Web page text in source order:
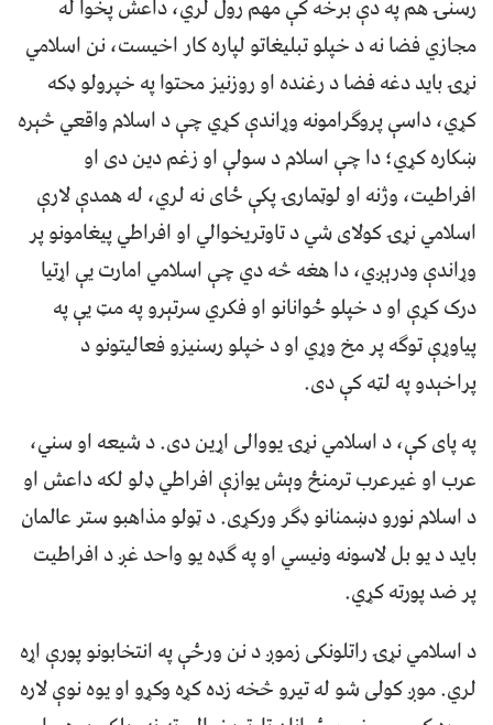
رسنۍ هم په دې برخه کې مهم رول لري، داعش پخوا له
مجازي فضا نه د خپلو تبلیغاتو لپاره کار اخیست، نن اسلامي
نړۍ باید دغه فضا د رغنده او روزنیز محتوا په خپرولو ډکه
کړي، داسې پروګرامونه وړاندې کړي چې د اسلام واقعي څېره
ښکاره کړي؛ دا چې اسلام د سولې او زغم دین دی او
افراطیت، وژنه او لوټمارۍ پکې ځای نه لري، له همدې لارې
اسلامي نړۍ کولای شي د تاوتریخوالي او افراطي پیغامونو پر
وړاندې ودرېږي، دا هغه څه دي چې اسلامي امارت یې اړتیا
درک کړې او د خپلو ځوانانو او فکري سرتېرو په مټ یې په
پیاوړې توګه پر مخ وړي او د خپلو رسنیزو فعالیتونو د
پراخېدو په لټه کې دی.
په پای کې، د اسلامي نړۍ یووالی اړین دی. د شیعه او سني،
عرب او غیرعرب ترمنځ وېش یوازې افراطي ډلو لکه داعش او
د اسلام نورو دښمنانو ډګر ورکړی. د ټولو مذاهبو ستر عالمان
باید د یو بل لاسونه ونیسي او په ګډه یو واحد غږ د افراطیت
پر ضد پورته کړي.
د اسلامي نړۍ راتلونکی زموږ د نن ورځې په انتخابونو پورې اړه
لري. موږ کولی شو له تیرو څخه زده کړه وکړو او یوه نوې لاره